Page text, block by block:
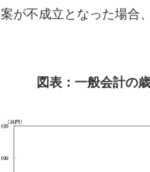
が不成立となった場合
図表：一般会計の